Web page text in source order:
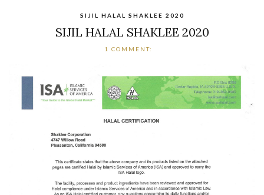
SIJIL HALAL SHAKLEE 2020
SIJIL HALAL SHAKLEE 2020
1 COMMENT: